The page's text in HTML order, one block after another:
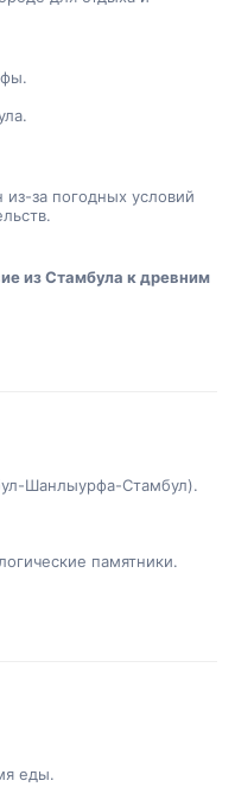
за погодных условий
из Стамбула к древним
Шанлыурфа-Стамбул).
памятники.
еды.